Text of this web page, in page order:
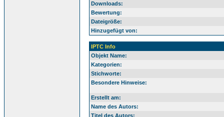
Downloads:
Bewertung:
Dateigröße:
Hinzugefügt von:
IPTC Info
Objekt Name:
Kategorien:
Stichworte:
Besondere Hinweise:
Erstellt am:
Name des Autors:
Titel des Autors: